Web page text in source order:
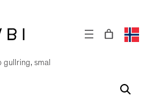
gullring, smal